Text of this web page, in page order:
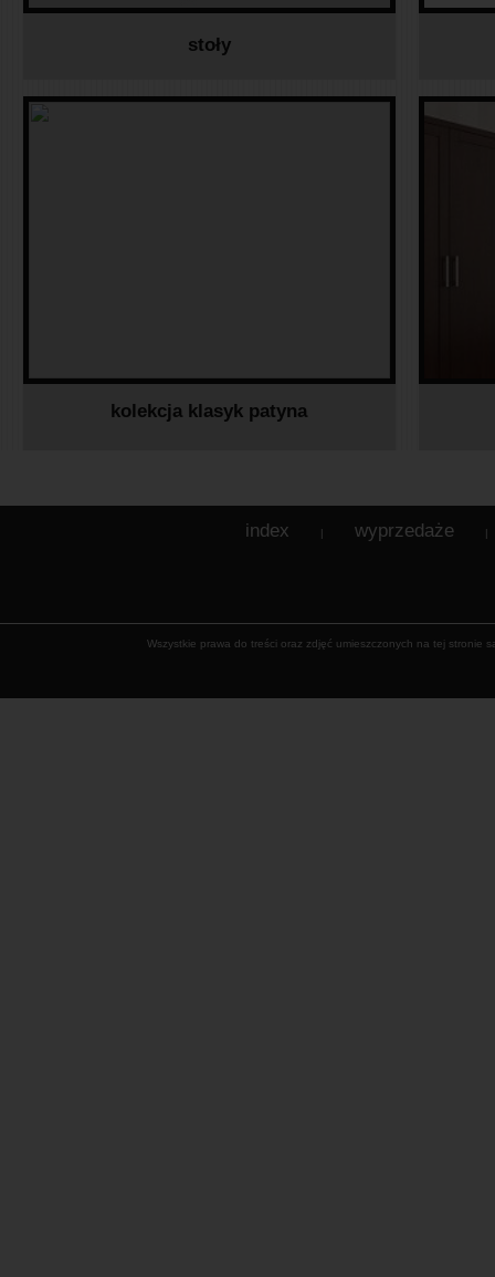
stoły
kolekcja klasyk patyna
index | wyprzedaże |
Wszystkie prawa do treści oraz zdjęć umieszczonych na tej